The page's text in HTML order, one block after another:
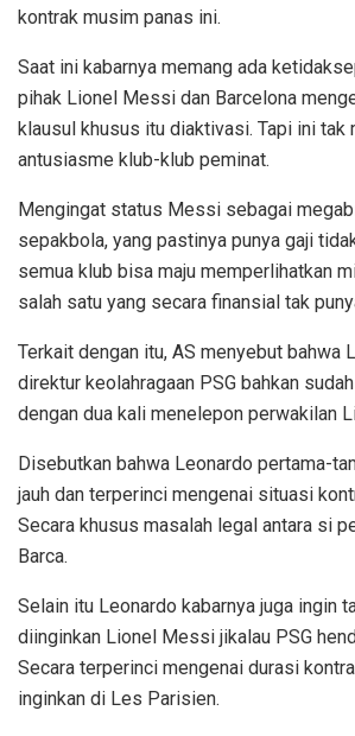
kontrak musim panas ini.
Saat ini kabarnya memang ada
pihak Lionel Messi dan Barcelona
klausul khusus itu diaktivasi. Tapi ini tak
antusiasme klub-klub peminat.
Mengingat status Messi sebagai
sepakbola, yang pastinya punya gaji
semua klub bisa maju memperlihatkan
salah satu yang secara finansial tak
Terkait dengan itu, AS menyebut bahwa
direktur keolahragaan PSG bahkan
dengan dua kali menelepon perwakilan
Disebutkan bahwa Leonardo pertama-
jauh dan terperinci mengenai situasi
Secara khusus masalah legal antara si
Barca.
Selain itu Leonardo kabarnya juga ingin
diinginkan Lionel Messi jikalau PSG
Secara terperinci mengenai durasi
inginkan di Les Parisien.